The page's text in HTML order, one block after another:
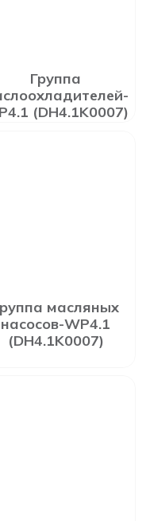
Группа
(DH4.1K0007)
масляных
насосов-WP4.1
(DH4.1K0007)